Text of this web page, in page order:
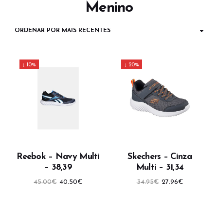
Menino
↓ 10%
Reebok – Navy Multi
– 38,39
45.00€ O
40.50€
↓ 20%
Skechers – Cinza
Multi – 31,34
34.95€ O
27.96€O